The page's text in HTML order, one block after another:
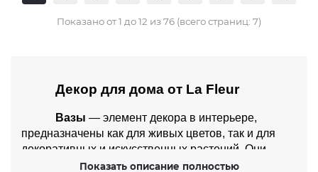
Показано от 1 до 12 из 76 (всего страниц: 7)
Декор для дома от La Fleur
Вазы — элемент декора в интерьере,
предназначены как для живых цветов, так и для
декоративных и искусственных растений. Они
являются важной частью интерьера, могут
Показать описание полностью